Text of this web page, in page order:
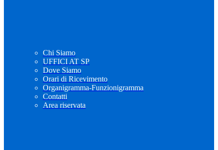
Chi Siamo
UFFICI AT SP
Dove Siamo
Orari di Ricevimento
Organigramma-Funzionigramma
Contatti
Area riservata